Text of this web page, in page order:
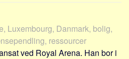
Luxembourg, Danmark, bolig,
ressourcer
ved Royal Arena. Han bor i